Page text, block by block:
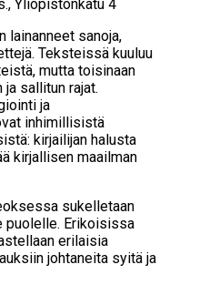
Yli­opis­ton­ka­tu 4
lainanneet sanoja,
Teksteissä kuuluu
mutta toisinaan
sallitun rajat.
ja
inhimillisistä
kirjailijan halusta
kirjallisen maailman
sukelletaan
puolelle. Erikoisissa
erilaisia
johtaneita syitä ja